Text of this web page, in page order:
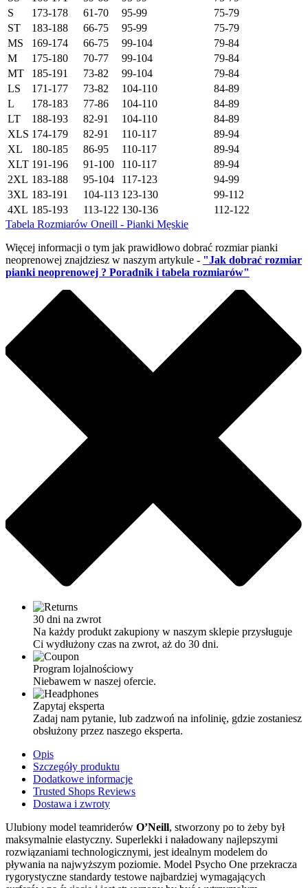
S
173-178 61-70 95-99
75-79
ST
183-188 66-75 95-99
75-79
MS
169-174 66-75 99-104
79-84
M
175-180 70-77 99-104
79-84
MT
185-191 73-82 99-104
79-84
LS
171-177 73-82 104-110
84-89
L
178-183 77-86 104-110
84-89
LT
188-193 82-91 104-110
84-89
XLS 174-179 82-91 110-117
89-94
XL
180-185 86-95 110-117
89-94
XLT 191-196 91-100 110-117
89-94
2XL 183-188 95-104 117-123
94-99
3XL 183-191 104-113 123-130
99-112
4XL 185-193 113-122 130-136
112-122
Tabela Rozmiarów Oneill - Pianki Męskie
Więcej informacji o tym jak prawidłowo dobrać rozmiar pianki
neoprenowej znajdziesz w naszym artykule - "Jak dobrać rozmiar
pianki neoprenowej ? Poradnik i tabela rozmiarów"
30 dni na zwrot
Na każdy produkt zakupiony w naszym sklepie przysługuje
Ci wydłużony czas na zwrot, aż do 30 dni.
Program lojalnościowy
Niebawem w naszej ofercie.
Zapytaj eksperta
Zadaj nam pytanie, lub zadzwoń na infolinię, gdzie zostaniesz
obsłużony przez naszego eksperta.
Opis
Szczegóły produktu
Dodatkowe informacje
Trusted Shops Reviews
Dostawa i zwroty
Ulubiony model teamriderów O’Neill, stworzony po to żeby był
maksymalnie elastyczny. Superlekki i naładowany najlepszymi
rozwiązaniami technologicznymi, jest idealnym modelem do
pływania na najwyższym poziomie. Model Psycho One przekracza
rygorystyczne standardy testowe najbardziej wymagających